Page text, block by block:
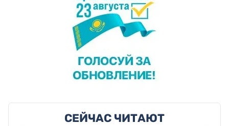
СЕЙЧАС ЧИТАЮТ